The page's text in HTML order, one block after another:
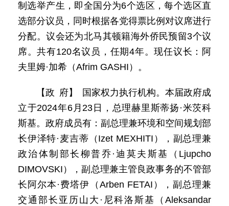
制选举产生，即全国分为6个选区，每个选区直
选部分议员，同时根据各党得票比例对议席进行
分配。议会还为北马其顿籍海外侨民预留3个议
席。共有120名议员，任期4年。现任议长：阿
夫里姆·加希（Afrim GASHI）。
【政 府】 国家权力执行机构。本届政府成
立于2024年6月23日，总理赫里斯蒂扬·米茨科
斯基。政府成员有：副总理兼环境和空间规划部
长伊泽特·麦吉蒂（Izet MEXHITI），副总理兼
政治体制部长柳普乔·迪莫夫斯基（Ljupcho
DIMOVSKI），副总理兼主管良政事务的不管部
长阿尔本·费塔伊（Arben FETAI），副总理兼
交通部长亚历山大·尼科洛斯基（Aleksandar